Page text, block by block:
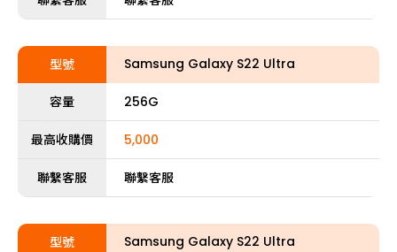
型號 Samsung Galaxy S22 Ultra
容量 256G
最高收購價 5,000
聯繫客服 聯繫客服
型號 Samsung Galaxy S22 Ultra